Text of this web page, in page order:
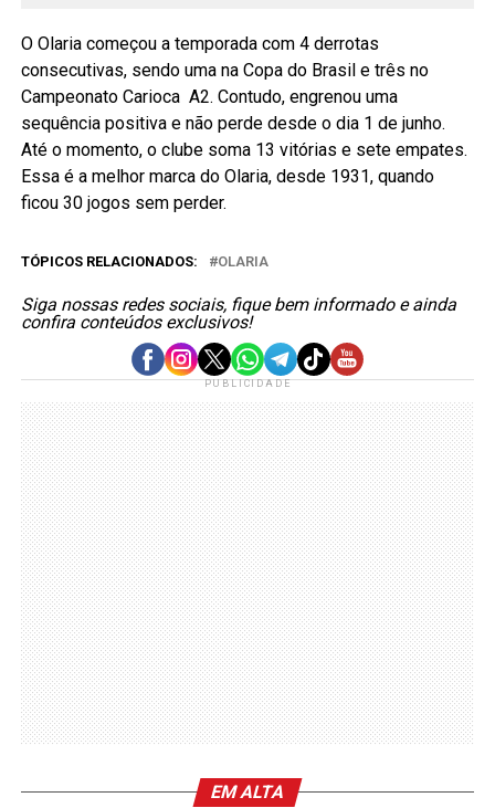
O Olaria começou a temporada com 4 derrotas
consecutivas, sendo uma na Copa do Brasil e três no
Campeonato Carioca A2. Contudo, engrenou uma
sequência positiva e não perde desde o dia 1 de junho.
Até o momento, o clube soma 13 vitórias e sete empates.
Essa é a melhor marca do Olaria, desde 1931, quando
ficou 30 jogos sem perder.
TÓPICOS RELACIONADOS: OLARIA
Siga nossas redes sociais, fique bem informado e ainda
confira conteúdos exclusivos!
PUBLICIDADE
EM ALTA